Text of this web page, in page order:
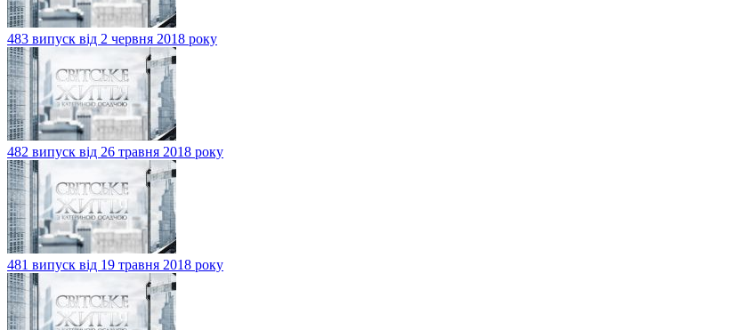
483 випуск від 2 червня 2018 року
482 випуск від 26 травня 2018 року
481 випуск від 19 травня 2018 року